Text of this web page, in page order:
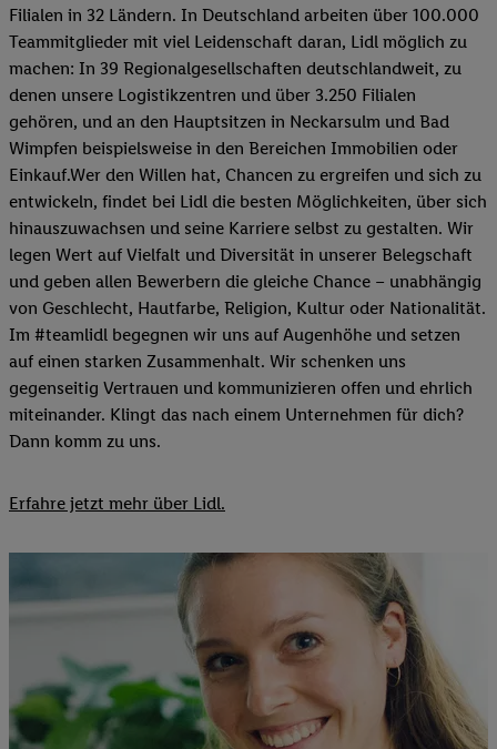
Filialen in 32 Ländern. In Deutschland arbeiten über 100.000
Teammitglieder mit viel Leidenschaft daran, Lidl möglich zu
machen: In 39 Regionalgesellschaften deutschlandweit, zu
denen unsere Logistikzentren und über 3.250 Filialen
gehören, und an den Hauptsitzen in Neckarsulm und Bad
Wimpfen beispielsweise in den Bereichen Immobilien oder
Einkauf.Wer den Willen hat, Chancen zu ergreifen und sich zu
entwickeln, findet bei Lidl die besten Möglichkeiten, über sich
hinauszuwachsen und seine Karriere selbst zu gestalten. Wir
legen Wert auf Vielfalt und Diversität in unserer Belegschaft
und geben allen Bewerbern die gleiche Chance – unabhängig
von Geschlecht, Hautfarbe, Religion, Kultur oder Nationalität.
Im #teamlidl begegnen wir uns auf Augenhöhe und setzen
auf einen starken Zusammenhalt. Wir schenken uns
gegenseitig Vertrauen und kommunizieren offen und ehrlich
miteinander. Klingt das nach einem Unternehmen für dich?
Dann komm zu uns.​
Erfahre jetzt mehr über Lidl.